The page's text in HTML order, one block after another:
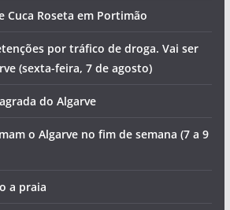
Cuca Roseta em Portimão
por tráfico de droga. Vai ser
(sexta-feira, 7 de agosto)
do Algarve
o Algarve no fim de semana (7 a 9
a praia